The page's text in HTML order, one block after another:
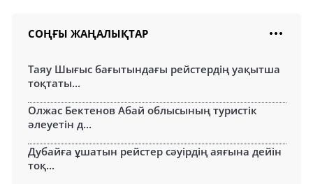
СОҢҒЫ ЖАҢАЛЫҚТАР
Таяу Шығыс бағытындағы рейстердің уақытша
тоқтаты...
Олжас Бектенов Абай облысының туристік
әлеуетін д...
Дубайға ұшатын рейстер сәуірдің аяғына дейін
тоқ...